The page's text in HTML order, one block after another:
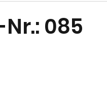
085